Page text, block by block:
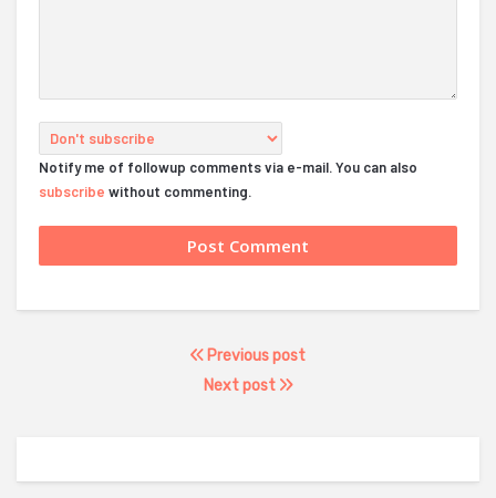
Notify me of followup comments via e-mail. You can also
subscribe without commenting.
Previous post
Next post